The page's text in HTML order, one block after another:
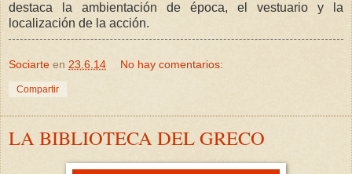
destaca la ambientación de época, el vestuario y la
localización de la acción.
Sociarte en 23.6.14 No hay comentarios:
Compartir
LA BIBLIOTECA DEL GRECO